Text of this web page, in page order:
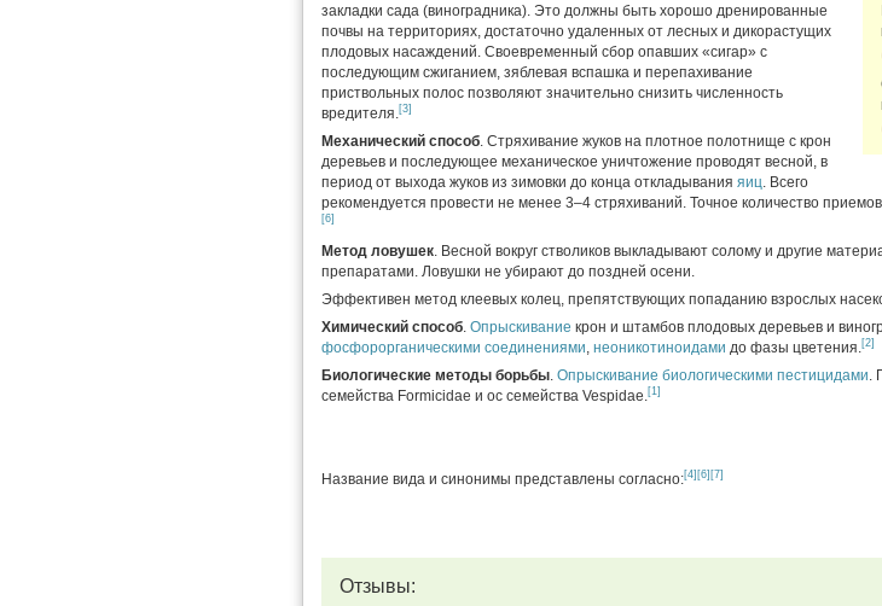
закладки сада (виноградника). Это должны быть хорошо дренированные
почвы на территориях, достаточно удаленных от лесных и дикорастущих
плодовых насаждений. Своевременный сбор опавших «сигар» с
последующим сжиганием, зяблевая вспашка и перепахивание
приствольных полос позволяют значительно снизить численность
вредителя.[3]
Механический способ. Стряхивание жуков на плотное полотнище с крон
деревьев и последующее механическое уничтожение проводят весной, в
период от выхода жуков из зимовки до конца откладывания яиц. Всего
рекомендуется провести не менее 3–4 стряхиваний. Точное количество
[6]
Метод ловушек. Весной вокруг стволиков выкладывают солому и другие
препаратами. Ловушки не убирают до поздней осени.
Эффективен метод клеевых колец, препятствующих попаданию взрослых
Химический способ. Опрыскивание крон и штамбов плодовых деревьев и
фосфорорганическими соединениями, неоникотиноидами до фазы цветения.[2]
Биологические методы борьбы. Опрыскивание биологическими пестицидами.
семейства Formicidae и ос семейства Vespidae.[1]
Название вида и синонимы представлены согласно:[4] [6] [7]
Отзывы: